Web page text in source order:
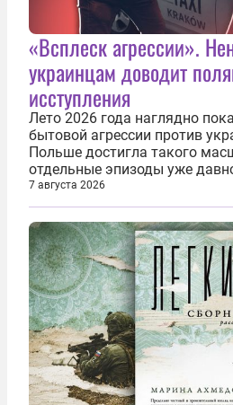
«Всплеск агрессии».
украинцам доводит
исступления
Лето 2026 года наглядно
бытовой агрессии против
Польше достигла такого
отдельные эпизоды уже
случайными. Поляки, судя
буквально теряют рассудок
украинским беженцам, и
по-своему...
7 августа 2026